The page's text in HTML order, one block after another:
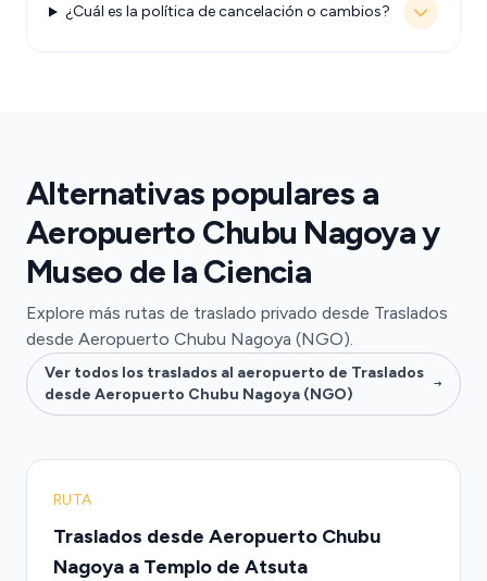
¿Cuál es la política de cancelación o cambios?
Alternativas populares a
Aeropuerto Chubu Nagoya y
Museo de la Ciencia
Explore más rutas de traslado privado desde Traslados
desde Aeropuerto Chubu Nagoya (NGO).
Ver todos los traslados al aeropuerto de Traslados
desde Aeropuerto Chubu Nagoya (NGO)
RUTA
Traslados desde Aeropuerto Chubu
Nagoya a Templo de Atsuta